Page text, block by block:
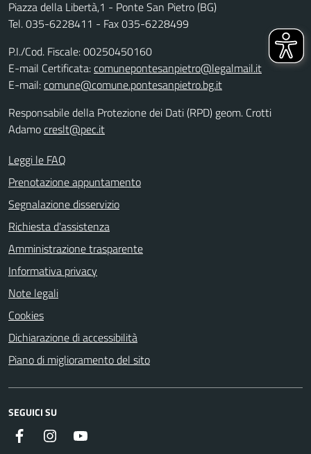
Piazza della Libertà,1 - Ponte San Pietro (BG)
Tel. 035-6228411 - Fax 035-6228499
P.I./Cod. Fiscale: 00250450160
E-mail Certificata:comunepontesanpietro@legalmail.it
E-mail:comune@comune.pontesanpietro.bg.it
Responsabile della Protezione dei Dati (RPD) geom. Crotti
Adamocreslt@pec.it
Leggi le FAQ
Prenotazione appuntamento
Segnalazione disservizio
Richiesta d'assistenza
Amministrazione trasparente
Informativa privacy
Note legali
Cookies
Dichiarazione di accessibilità
Piano di miglioramento del sito
SEGUICI SU
Facebook Instagram